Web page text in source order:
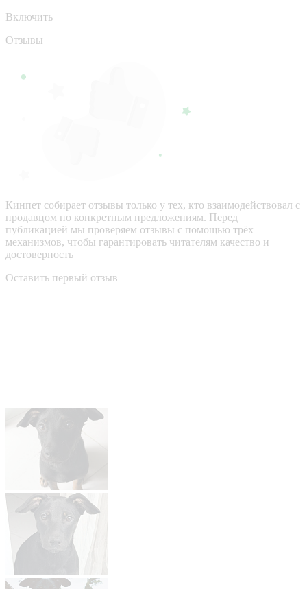
Включить
Отзывы
Кинпет собирает отзывы только у тех, кто взаимодействовал с
продавцом по конкретным предложениям. Перед
публикацией мы проверяем отзывы с помощью трёх
механизмов, чтобы гарантировать читателям качество и
достоверность
Оставить первый отзыв